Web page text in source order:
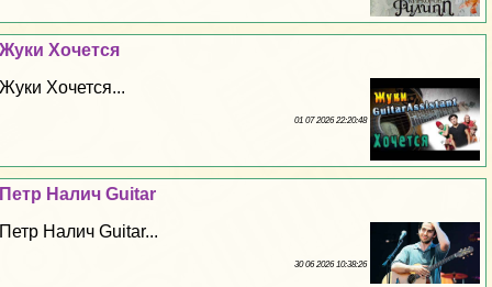
Жуки Хочется
Жуки Хочется...
01 07 2026 22:20:48
Петр Налич Guitar
Петр Налич Guitar...
30 06 2026 10:38:26